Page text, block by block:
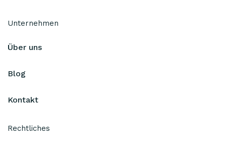
Unternehmen
Über uns
Blog
Kontakt
Rechtliches